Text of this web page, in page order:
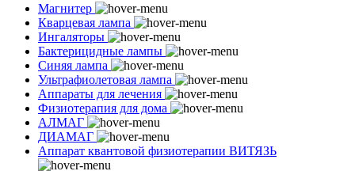
Магнитер
Кварцевая лампа
Ингаляторы
Бактерицидные лампы
Синяя лампа
Ультрафиолетовая лампа
Аппараты для лечения
Физиотерапия для дома
АЛМАГ
ДИАМАГ
Аппарат квантовой физиотерапии ВИТЯЗЬ